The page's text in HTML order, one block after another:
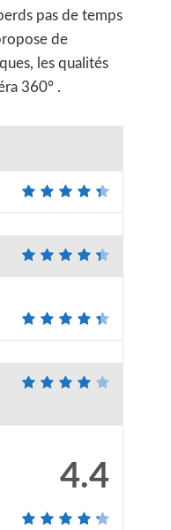
pas de temps
de
les qualités
360° .
4.4